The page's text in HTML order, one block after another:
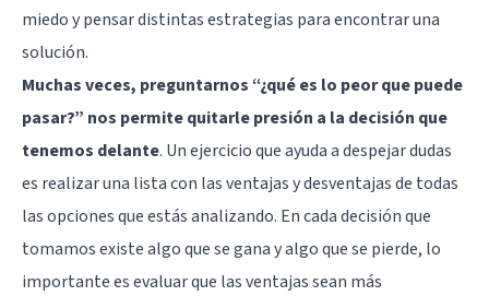
miedo y pensar distintas estrategias para encontrar una
solución.
Muchas veces, preguntarnos “¿qué es lo peor que puede
pasar?” nos permite quitarle presión a la decisión que
tenemos delante. Un ejercicio que ayuda a despejar dudas
es realizar una lista con las ventajas y desventajas de todas
las opciones que estás analizando. En cada decisión que
tomamos existe algo que se gana y algo que se pierde, lo
importante es evaluar que las ventajas sean más